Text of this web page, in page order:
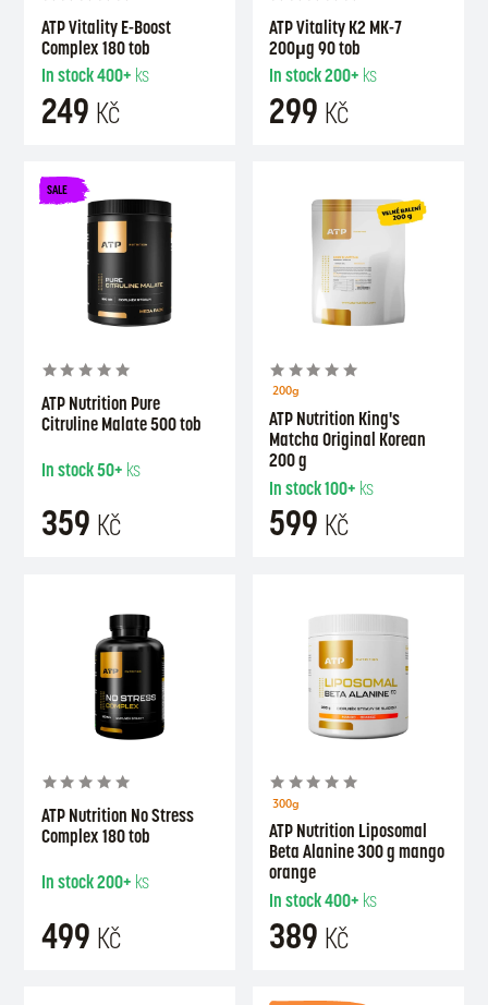
ATP Vitality E-Boost
Complex 180 tob
In stock400+ ks
249 Kč
ATP Vitality K2 MK-7
200µg 90 tob
In stock200+ ks
299 Kč
SALE
ATP Nutrition Pure
Citruline Malate 500 tob
In stock50+ ks
359 Kč
200g
ATP Nutrition King's
Matcha Original Korean
200 g
In stock100+ ks
599 Kč
ATP Nutrition No Stress
Complex 180 tob
In stock200+ ks
499 Kč
300g
ATP Nutrition Liposomal
Beta Alanine 300 g mango
orange
In stock400+ ks
389 Kč